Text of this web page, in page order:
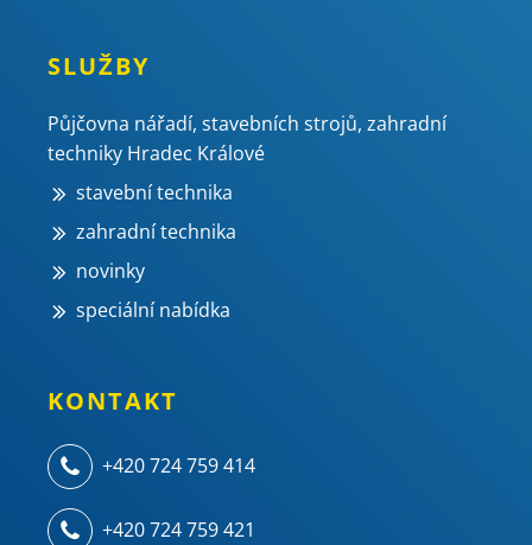
SLUŽBY
Půjčovna nářadí, stavebních strojů, zahradní
techniky Hradec Králové
stavební technika
zahradní technika
novinky
speciální nabídka
KONTAKT
+420 724 759 414
+420 724 759 421